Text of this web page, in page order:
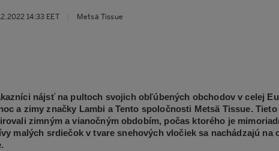
14:33 EET Metsä Tissue
nájsť na pultoch svojich obľúbených obchodov v celej
a zimy značky Lambi a Tento spoločnosti Metsä Tissue.
zimným a vianočným obdobím, počas ktorého je
malých srdiečok v tvare snehových vločiek sa nachádzajú na